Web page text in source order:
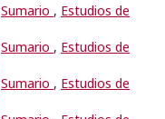
Sumario , Estudios de
Sumario , Estudios de
Sumario , Estudios de